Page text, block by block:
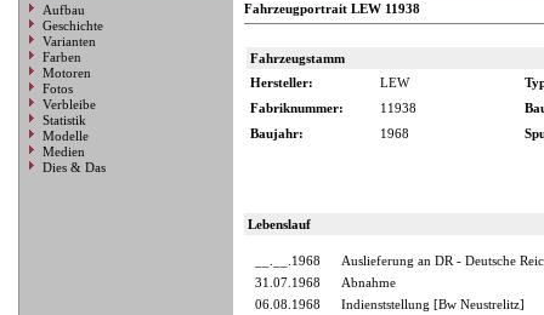
Aufbau
Geschichte
Varianten
Farben
Motoren
Fotos
Verbleibe
Statistik
Modelle
Medien
Dies & Das
Fahrzeugportrait LEW 11938
Fahrzeugstamm
Hersteller:
LEW
Fabriknummer:
11938
Baujahr:
1968
Lebenslauf
__.__.1968
Auslieferung an DR - Deutsche
31.07.1968
Abnahme
06.08.1968
Indienststellung [Bw Neustrelitz]